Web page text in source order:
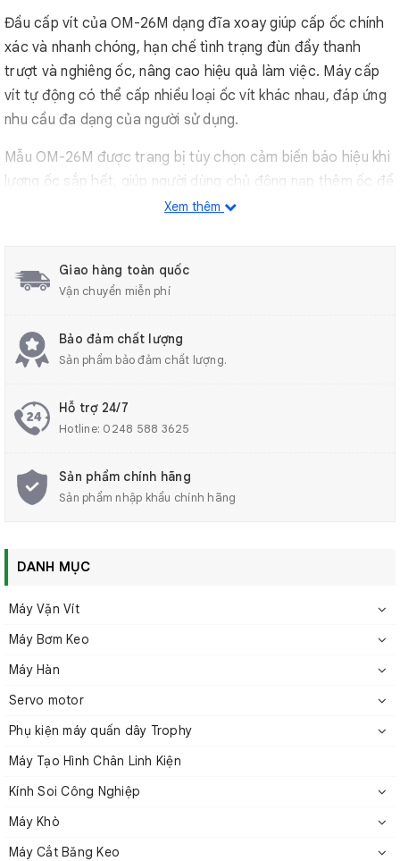
Đầu cấp vít của OM-26M dạng đĩa xoay giúp cấp ốc chính
xác và nhanh chóng, hạn chế tình trạng đùn đẩy thanh
trượt và nghiêng ốc, nâng cao hiệu quả làm việc. Máy cấp
vít tự động có thể cấp nhiều loại ốc vít khác nhau, đáp ứng
nhu cầu đa dạng của người sử dụng.
Mẫu OM-26M được trang bị tùy chọn cảm biến báo hiệu khi
lượng ốc sắp hết, giúp người dùng chủ động nạp thêm ốc để
đảm bảo công việc diễn ra liên tục.
dễ dàng lắp đặt, phù hợp cho nhiều ngành nghề khác nhau
như lắp ráp linh kiện điện tử, sản xuất đồ chơi, đồ gia dụng.
Máy cấp vít tự động OM-26M là lựa chọn tối ưu cho các
doanh nghiệp và cá nhân cần tự động hóa quy trình lắp ráp,
2. Thông số kỹ thuật
Xem thêm
Giao hàng toàn quốc
Vận chuyển miễn phí
Bảo đảm chất lượng
Sản phẩm bảo đảm chất lượng.
Hỗ trợ 24/7
Hotline: 0248 588 3625
Sản phẩm chính hãng
Sản phẩm nhập khẩu chính hãng
DANH MỤC
Máy Vặn Vít
Máy Bơm Keo
Máy Hàn
Servo motor
Phụ kiện máy quấn dây Trophy
Máy Tạo Hình Chân Linh Kiện
Kính Soi Công Nghiệp
Máy Khò
Máy Cắt Băng Keo